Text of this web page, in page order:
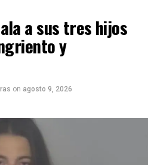
a sus tres hijos
y
on agosto 9, 2026